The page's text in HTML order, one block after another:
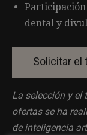
Participación
dental y
La selección y el
ofertas se ha
de inteligencia